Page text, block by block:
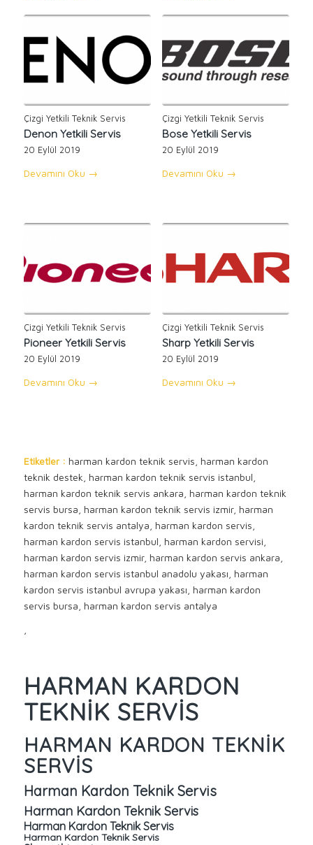
Çizgi Yetkili Teknik Servis
Denon Yetkili Servis
20 Eylül 2019
Devamını Oku →
Çizgi Yetkili Teknik Servis
Bose Yetkili Servis
20 Eylül 2019
Devamını Oku →
Çizgi Yetkili Teknik Servis
Pioneer Yetkili Servis
20 Eylül 2019
Devamını Oku →
Çizgi Yetkili Teknik Servis
Sharp Yetkili Servis
20 Eylül 2019
Devamını Oku →
Etiketler : harman kardon teknik servis, harman kardon
teknik destek, harman kardon teknik servis istanbul,
harman kardon teknik servis ankara, harman kardon teknik
servis bursa, harman kardon teknik servis izmir, harman
kardon teknik servis antalya, harman kardon servis,
harman kardon servis istanbul, harman kardon servisi,
harman kardon servis izmir, harman kardon servis ankara,
harman kardon servis istanbul anadolu yakası, harman
kardon servis istanbul avrupa yakası, harman kardon
servis bursa, harman kardon servis antalya
HARMAN KARDON
TEKNIK SERVIS
HARMAN KARDON TEKNIK
SERVIS
Harman Kardon Teknik Servis
Harman Kardon Teknik Servis
Harman Kardon Teknik Servis
Harman Kardon Teknik Servis